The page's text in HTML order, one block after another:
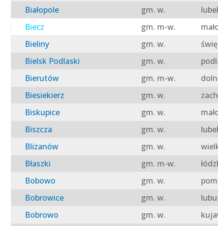
Białopole
gm. w.
Biecz
gm. m-w.
Bieliny
gm. w.
Bielsk Podlaski
gm. w.
Bierutów
gm. m-w.
Biesiekierz
gm. w.
Biskupice
gm. w.
Biszcza
gm. w.
Blizanów
gm. w.
Błaszki
gm. m-w.
Bobowo
gm. w.
Bobrowice
gm. w.
Bobrowo
gm. w.